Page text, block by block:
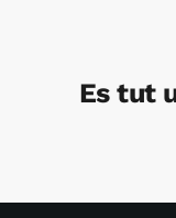
Es tut